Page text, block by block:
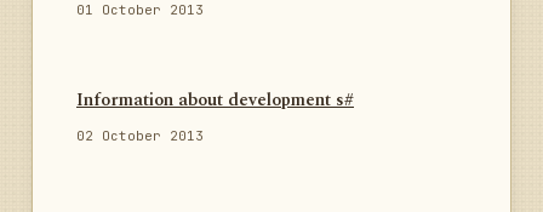
01 October 2013
Information about development s#
02 October 2013